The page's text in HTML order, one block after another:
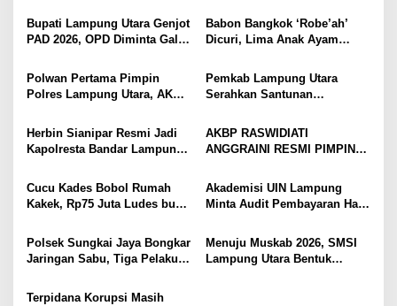
s
Jual Hasil Panen Meningkat
Kesehatan Makin Cepat dan
Mudah
Bupati Lampung Utara Genjot
PAD 2026, OPD Diminta Gali
hingga Optimalkan PBB-P2
Babon Bangkok ‘Robe’ah’
Dicuri, Lima Anak Ayam
Gang Jalaba Kotabumi Heboh
Polwan Pertama Pimpin
Polres Lampung Utara, AKBP
Pedang Pora
Pemkab Lampung Utara
Serahkan Santunan
Korban Kebakaran
Herbin Sianipar Resmi Jadi
Kapolresta Bandar Lampung,
Prioritas
AKBP RASWIDIATI
ANGGRAINI RESMI PIMPIN
BAWA KOMITMEN PERKUAT
KAMTIBMAS DAN
PELAYANAN PRESISI
Cucu Kades Bobol Rumah
Kakek, Rp75 Juta Ludes buat
Ditembak Polisi
Akademisi UIN Lampung
Minta Audit Pembayaran Hak
Kepastian Hukum Tak Boleh
Berlarut
Polsek Sungkai Jaya Bongkar
Jaringan Sabu, Tiga Pelaku
Menuju Muskab 2026, SMSI
Lampung Utara Bentuk
Terpidana Korupsi Masih